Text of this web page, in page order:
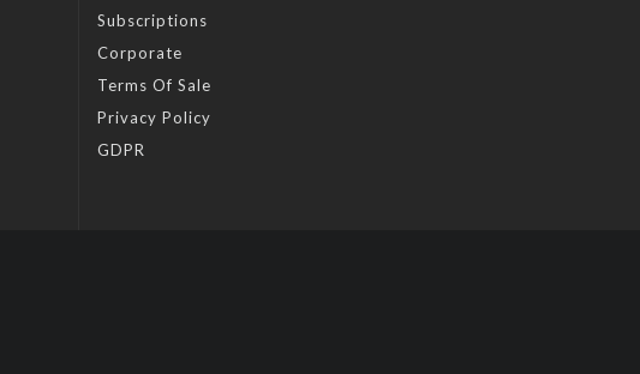
Subscriptions
Corporate
Terms Of Sale
Privacy Policy
GDPR